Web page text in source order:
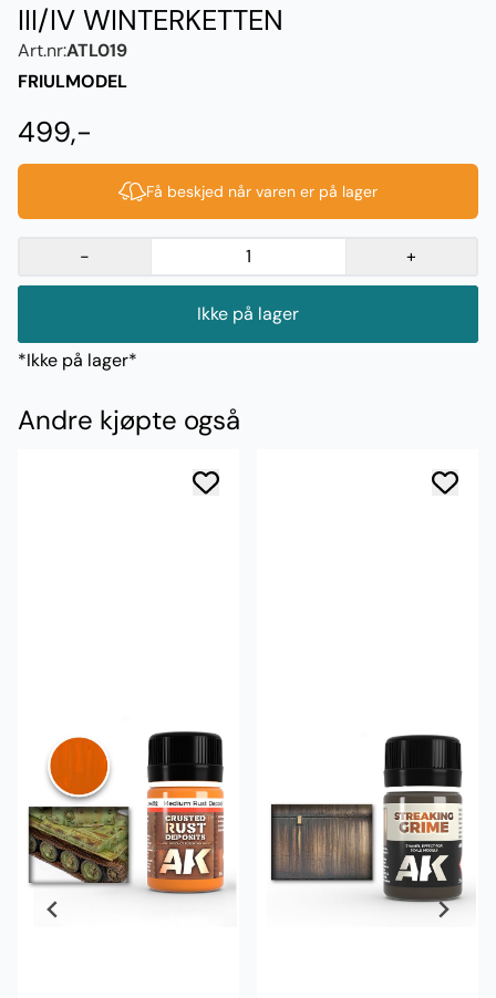
III/IV WINTERKETTEN
Art.nr:ATL019
FRIULMODEL
499,-
Få beskjed når varen er på lager
- +
Ikke på lager
*Ikke på lager*
Andre kjøpte også